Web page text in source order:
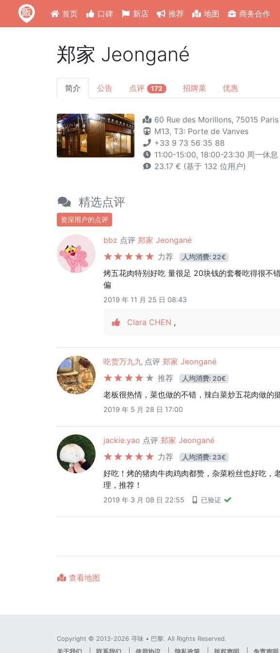
首页 口碑 新店 推荐 地图 商务合作
郑家 Jeongané
简介 公告 点评 172 招牌菜 优惠
60 Rue des Morillons, 75015 Paris
M13, T3: Porte de Vanves
+33 9 73 56 35 88
11:00-15:00, 18:00-23:30 周一休息
23.17 € (基于 132 位用户)
精选点评
资深用户的点评
bbz 点评 郑家 Jeongané
力荐
人均消费: 22€
烤五花肉特别好吃 量很足 20块钱的套餐吃得很不
偏
2019 年 11 月 25 日 08:43
Clara CHEN ,
吃货万九九 点评 郑家 Jeongané
推荐
人均消费: 20€
老板很热情，菜也做的不错，辣白菜炒五花肉做的
2019 年 5 月 28 日 17:00
jackie.yao 点评 郑家 Jeongané
力荐
人均消费: 23€
好吃！烤的猪肉牛肉鸡肉都赞，杂菜粉丝也好吃，
理，推荐！
2019 年 3 月 08 日 22:55 已验证
查看地图
Copyright © 2013-2026 寻味 • 巴黎. All Rights Reserved.